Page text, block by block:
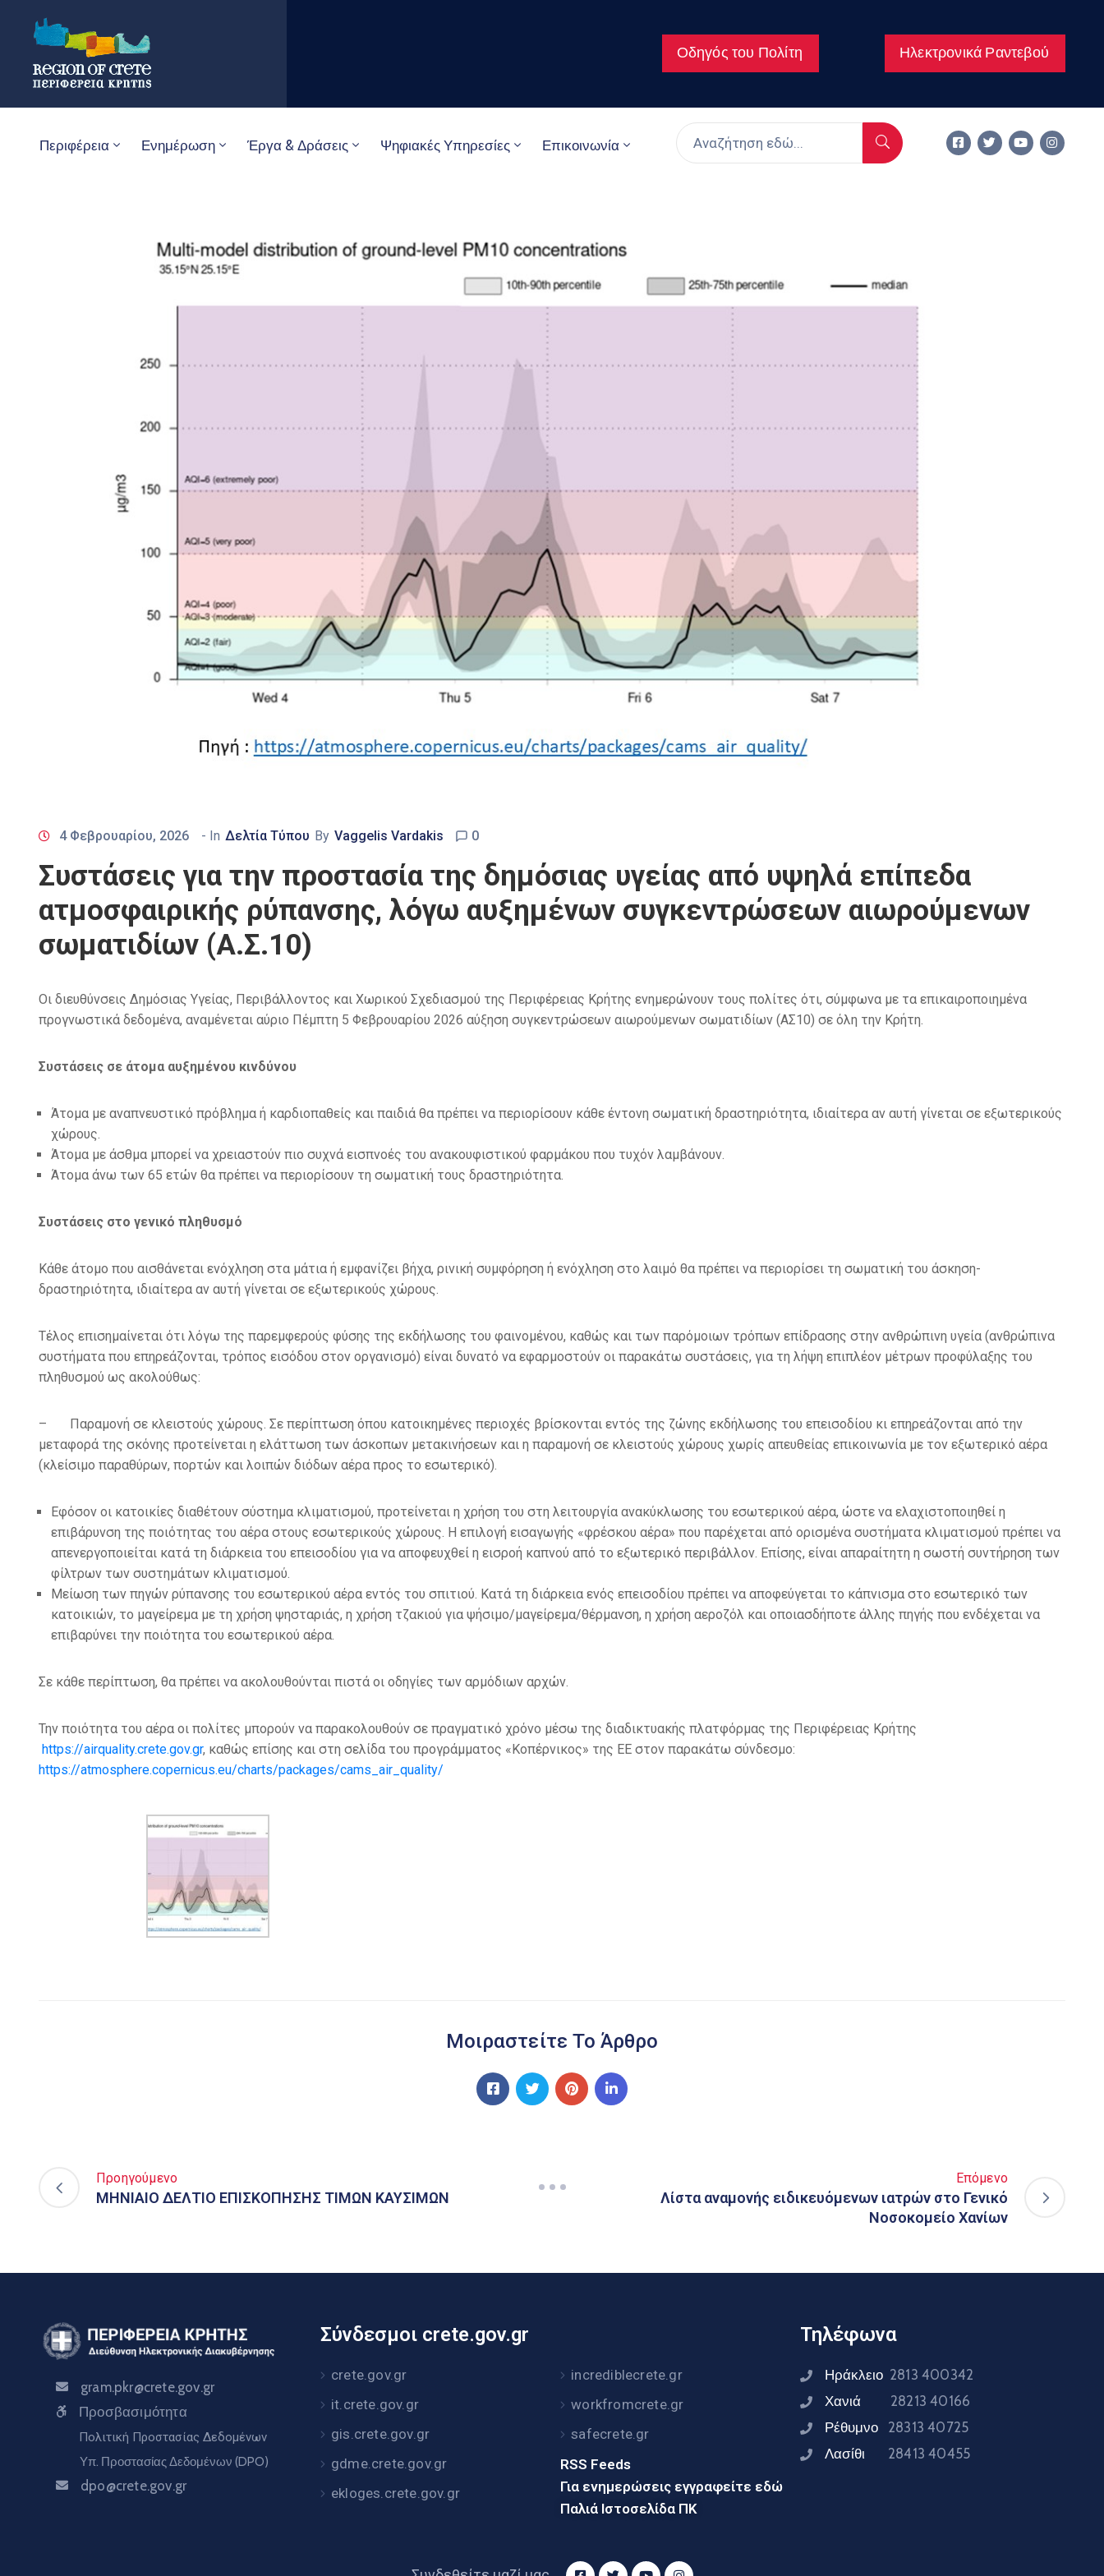
Οδηγός του Πολίτη Ηλεκτρονικά Ραντεβού
Περιφέρεια Ενημέρωση Έργα & Δράσεις Ψηφιακές Υπηρεσίες Επικοινωνία
4 Φεβρουαρίου, 2026 - In Δελτία Τύπου By Vaggelis Vardakis 0
Συστάσεις για την προστασία της δημόσιας υγείας από υψηλά επίπεδα
ατμοσφαιρικής ρύπανσης, λόγω αυξημένων συγκεντρώσεων αιωρούμενων
σωματιδίων (Α.Σ.10)
Οι διευθύνσεις Δημόσιας Υγείας, Περιβάλλοντος και Χωρικού Σχεδιασμού της Περιφέρειας Κρήτης ενημερώνουν τους πολίτες ότι, σύμφωνα με τα επικαιροποιημένα
προγνωστικά δεδομένα, αναμένεται αύριο Πέμπτη 5 Φεβρουαρίου 2026 αύξηση συγκεντρώσεων αιωρούμενων σωματιδίων (ΑΣ10) σε όλη την Κρήτη.
Συστάσεις σε άτομα αυξημένου κινδύνου
Άτομα με αναπνευστικό πρόβλημα ή καρδιοπαθείς και παιδιά θα πρέπει να περιορίσουν κάθε έντονη σωματική δραστηριότητα, ιδιαίτερα αν αυτή γίνεται σε εξωτερικούς
χώρους.
Άτομα με άσθμα μπορεί να χρειαστούν πιο συχνά εισπνοές του ανακουφιστικού φαρμάκου που τυχόν λαμβάνουν.
Άτομα άνω των 65 ετών θα πρέπει να περιορίσουν τη σωματική τους δραστηριότητα.
Συστάσεις στο γενικό πληθυσμό
Κάθε άτομο που αισθάνεται ενόχληση στα μάτια ή εμφανίζει βήχα, ρινική συμφόρηση ή ενόχληση στο λαιμό θα πρέπει να περιορίσει τη σωματική του άσκηση-
δραστηριότητα, ιδιαίτερα αν αυτή γίνεται σε εξωτερικούς χώρους.
Τέλος επισημαίνεται ότι λόγω της παρεμφερούς φύσης της εκδήλωσης του φαινομένου, καθώς και των παρόμοιων τρόπων επίδρασης στην ανθρώπινη υγεία (ανθρώπινα
συστήματα που επηρεάζονται, τρόπος εισόδου στον οργανισμό) είναι δυνατό να εφαρμοστούν οι παρακάτω συστάσεις, για τη λήψη επιπλέον μέτρων προφύλαξης του
πληθυσμού ως ακολούθως:
– Παραμονή σε κλειστούς χώρους. Σε περίπτωση όπου κατοικημένες περιοχές βρίσκονται εντός της ζώνης εκδήλωσης του επεισοδίου κι επηρεάζονται από την
μεταφορά της σκόνης προτείνεται η ελάττωση των άσκοπων μετακινήσεων και η παραμονή σε κλειστούς χώρους χωρίς απευθείας επικοινωνία με τον εξωτερικό αέρα
(κλείσιμο παραθύρων, πορτών και λοιπών διόδων αέρα προς το εσωτερικό).
Εφόσον οι κατοικίες διαθέτουν σύστημα κλιματισμού, προτείνεται η χρήση του στη λειτουργία ανακύκλωσης του εσωτερικού αέρα, ώστε να ελαχιστοποιηθεί η
επιβάρυνση της ποιότητας του αέρα στους εσωτερικούς χώρους. Η επιλογή εισαγωγής «φρέσκου αέρα» που παρέχεται από ορισμένα συστήματα κλιματισμού πρέπει να
απενεργοποιείται κατά τη διάρκεια του επεισοδίου για να αποφευχθεί η εισροή καπνού από το εξωτερικό περιβάλλον. Επίσης, είναι απαραίτητη η σωστή συντήρηση των
φίλτρων των συστημάτων κλιματισμού.
Μείωση των πηγών ρύπανσης του εσωτερικού αέρα εντός του σπιτιού. Κατά τη διάρκεια ενός επεισοδίου πρέπει να αποφεύγεται το κάπνισμα στο εσωτερικό των
κατοικιών, το μαγείρεμα με τη χρήση ψησταριάς, η χρήση τζακιού για ψήσιμο/μαγείρεμα/θέρμανση, η χρήση αεροζόλ και οποιασδήποτε άλλης πηγής που ενδέχεται να
επιβαρύνει την ποιότητα του εσωτερικού αέρα.
Σε κάθε περίπτωση, θα πρέπει να ακολουθούνται πιστά οι οδηγίες των αρμόδιων αρχών.
Την ποιότητα του αέρα οι πολίτες μπορούν να παρακολουθούν σε πραγματικό χρόνο μέσω της διαδικτυακής πλατφόρμας της Περιφέρειας Κρήτης
https://airquality.crete.gov.gr, καθώς επίσης και στη σελίδα του προγράμματος «Κοπέρνικος» της ΕΕ στον παρακάτω σύνδεσμο:
https://atmosphere.copernicus.eu/charts/packages/cams_air_quality/
Μοιραστείτε Το Άρθρο
Προηγούμενο
ΜΗΝΙΑΙΟ ΔΕΛΤΙΟ ΕΠΙΣΚΟΠΗΣΗΣ ΤΙΜΩΝ ΚΑΥΣΙΜΩΝ
Επόμενο
Λίστα αναμονής ειδικευόμενων ιατρών στο Γενικό
Νοσοκομείο Χανίων
gram.pkr@crete.gov.gr
Προσβασιμότητα
Πολιτική Προστασίας Δεδομένων
Υπ. Προστασίας Δεδομένων (DPO)
dpo@crete.gov.gr
Σύνδεσμοι crete.gov.gr
crete.gov.gr
it.crete.gov.gr
gis.crete.gov.gr
gdme.crete.gov.gr
ekloges.crete.gov.gr
incrediblecrete.gr
workfromcrete.gr
safecrete.gr
RSS Feeds
Για ενημερώσεις εγγραφείτε εδώ
Παλιά Ιστοσελίδα ΠΚ
Τηλέφωνα
Ηράκλειο 2813 400342
Χανιά 28213 40166
Ρέθυμνο 28313 40725
Λασίθι 28413 40455